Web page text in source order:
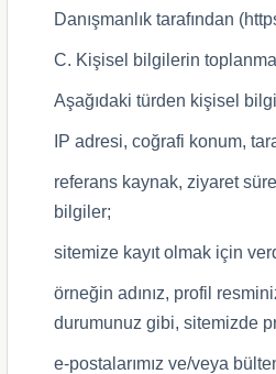
Danışmanlık tarafından
C. Kişisel bilgilerin
Aşağıdaki türden kişisel
IP adresi, coğrafi konum,
referans kaynak, ziyaret
bilgiler;
sitemize kayıt olmak için
örneğin adınız, profil
durumunuz gibi, sitemizde
e-postalarımız ve/veya